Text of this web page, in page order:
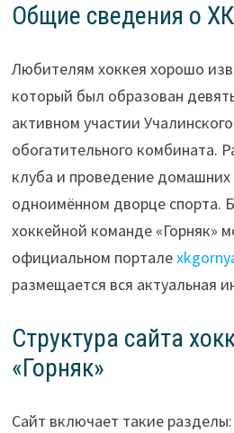
Общие сведения о
Любителям хоккея хорошо
который был образован
активном участии
обогатительного комбината.
клуба и проведение домашних
одноимённом дворце спорта.
хоккейной команде «Горняк»
официальном портале
размещается вся актуальная
Структура сайта
«Горняк»
Сайт включает такие разделы: